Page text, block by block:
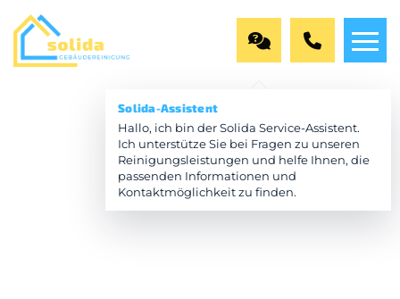
Solida-Assistent
Hallo, ich bin der Solida Service-Assistent.
Ich unterstütze Sie bei Fragen zu unseren
Reinigungsleistungen und helfe Ihnen, die
passenden Informationen und
Kontaktmöglichkeit zu finden.